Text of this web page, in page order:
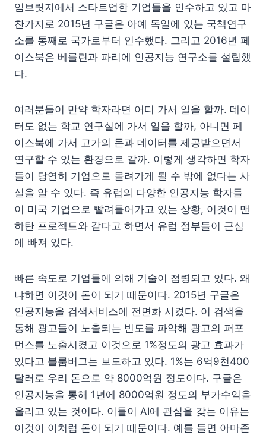
임브릿지에서 스타트업한 기업들을 인수하고 있고 마
찬가지로 2015년 구글은 아예 독일에 있는 국책연구
소를 통째로 국가로부터 인수했다. 그리고 2016년 페
이스북은 베를린과 파리에 인공지능 연구소를 설립했
다.
여러분들이 만약 학자라면 어디 가서 일을 할까. 데이
터도 없는 학교 연구실에 가서 일을 할까, 아니면 페
이스북에 가서 고가의 돈과 데이터를 제공받으면서
연구할 수 있는 환경으로 갈까. 이렇게 생각하면 학자
들이 당연히 기업으로 몰려가게 될 수 밖에 없다는 사
실을 알 수 있다. 즉 유럽의 다양한 인공지능 학자들
이 미국 기업으로 빨려들어가고 있는 상황, 이것이 맨
하탄 프로젝트와 같다고 하면서 유럽 정부들이 근심
에 빠져 있다.
빠른 속도로 기업들에 의해 기술이 점령되고 있다. 왜
냐하면 이것이 돈이 되기 때문이다. 2015년 구글은
인공지능을 검색서비스에 전면화 시켰다. 이 검색을
통해 광고들이 노출되는 빈도를 파악해 광고의 퍼포
먼스를 노출시켰고 이것으로 1%정도의 광고 효과가
있다고 블룸버그는 보도하고 있다. 1%는 6억9천400
달러로 우리 돈으로 약 8000억원 정도이다. 구글은
인공지능을 통해 1년에 8000억원 정도의 부가수익을
올리고 있는 것이다. 이들이 AI에 관심을 갖는 이유는
이것이 이처럼 돈이 되기 때문이다. 예를 들면 아마존